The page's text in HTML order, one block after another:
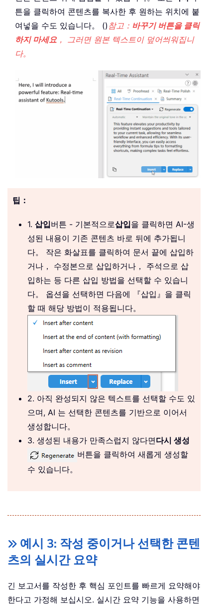
튼을 클릭하여 콘텐츠를 복사한 후 원하는 위치에 붙
여넣을 수도 있습니다。 () 참고： 바꾸기 버튼을 클릭
하지 마세요 ， 그러면 원본 텍스트이 덮어씌워집니
다。
팁：
1. 삽입버튼 - 기본적으로삽입을 클릭하면 AI-생
성된 내용이 기존 콘텐츠 바로 뒤에 추가됩니
다。 작은 화살표를 클릭하여 문서 끝에 삽입하
거나， 수정본으로 삽입하거나， 주석으로 삽
입하는 등 다른 삽입 방법을 선택할 수 있습니
다。 옵션을 선택하면 다음에 『삽입』을 클릭
할 때 해당 방법이 적용됩니다。
2. 아직 완성되지 않은 텍스트를 선택할 수도 있
으며, AI 는 선택한 콘텐츠를 기반으로 이어서
생성합니다。
3. 생성된 내용가 만족스럽지 않다면다시 생성
버튼을 클릭하여 새롭게 생성할
수 있습니다。
예시 3: 작성 중이거나 선택한 콘텐
츠의 실시간 요약
긴 보고서를 작성한 후 핵심 포인트를 빠르게 요약해야
한다고 가정해 보십시오. 실시간 요약 기능을 사용하면